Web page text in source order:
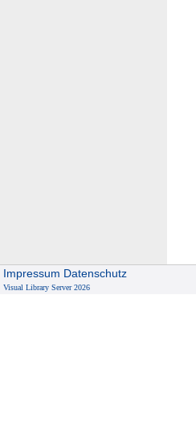
Impressum Datenschutz
Visual Library Server 2026